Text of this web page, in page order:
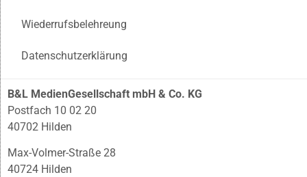
Wiederrufsbelehreung
Datenschutzerklärung
B&L MedienGesellschaft mbH & Co. KG
Postfach 10 02 20
40702 Hilden
Max-Volmer-Straße 28
40724 Hilden